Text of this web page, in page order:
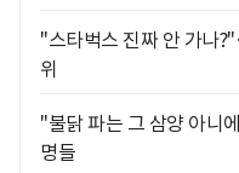
"스타벅스 진짜 안 가나
위
"불닭 파는 그 삼양 아니
명들